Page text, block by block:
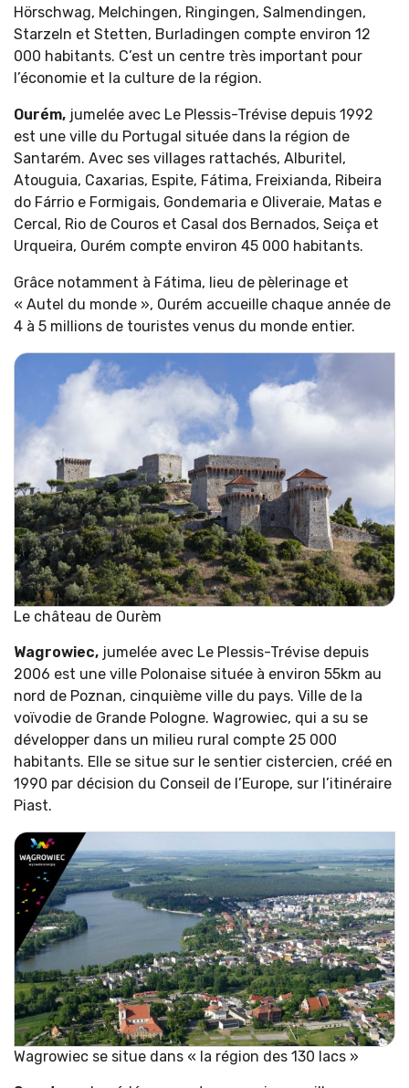
Hörschwag, Melchingen, Ringingen, Salmendingen,
Starzeln et Stetten, Burladingen compte environ 12
000 habitants. C’est un centre très important pour
l’économie et la culture de la région.
Ourém, jumelée avec Le Plessis-Trévise depuis 1992
est une ville du Portugal située dans la région de
Santarém. Avec ses villages rattachés, Alburitel,
Atouguia, Caxarias, Espite, Fátima, Freixianda, Ribeira
do Fárrio e Formigais, Gondemaria e Oliveraie, Matas e
Cercal, Rio de Couros et Casal dos Bernados, Seiça et
Urqueira, Ourém compte environ 45 000 habitants.
Grâce notamment à Fátima, lieu de pèlerinage et
« Autel du monde », Ourém accueille chaque année de
4 à 5 millions de touristes venus du monde entier.
Le château de Ourèm
Wagrowiec, jumelée avec Le Plessis-Trévise depuis
2006 est une ville Polonaise située à environ 55km au
nord de Poznan, cinquième ville du pays. Ville de la
voïvodie de Grande Pologne. Wagrowiec, qui a su se
développer dans un milieu rural compte 25 000
habitants. Elle se situe sur le sentier cistercien, créé en
1990 par décision du Conseil de l’Europe, sur l’itinéraire
Piast.
Wagrowiec se situe dans « la région des 130 lacs »